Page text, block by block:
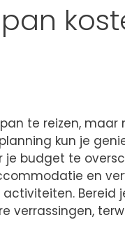
te reizen, maar
kun je
budget te
en
Bereid
verrassingen,